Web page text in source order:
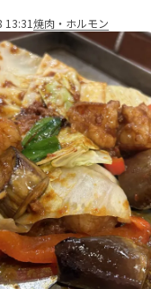
13:31焼肉・ホルモン